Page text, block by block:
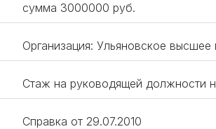
сумма 3000000 руб.
Организация: Ульяновское
Стаж на руководящей должности
Справка от 29.07.2010